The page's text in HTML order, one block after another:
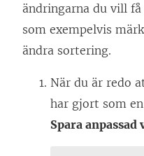
ändringarna du vill få
som exempelvis
ändra sortering.
När du är redo
har gjort som
Spara anpassad